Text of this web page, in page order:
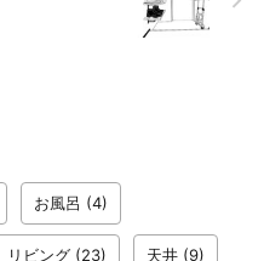
お風呂 (4)
リビング (23) 天井 (9)